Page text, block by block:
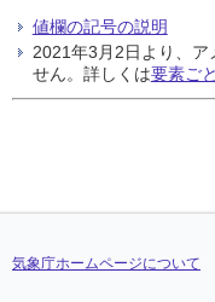
23
/// ///
24
/// /// ///
23
/// ///
24
/// /// ///
23
/// ///
24
/// /// ///
23
/// ///
24
/// /// ///
値欄の記号の説明
2021年3月2日より、
せん。詳しくは要素ご
気象庁ホームページについて